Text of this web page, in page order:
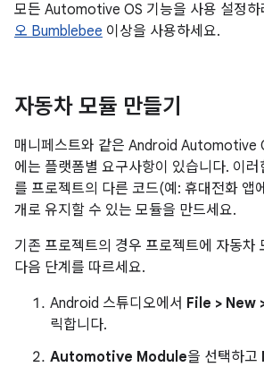
모든 Automotive OS 기능을 사용 설정하
오 Bumblebee 이상을 사용하세요.
자동차 모듈 만들기
매니페스트와 같은 Android Automotive
에는 플랫폼별 요구사항이 있습니다. 이
를 프로젝트의 다른 코드(예: 휴대전화 앱
개로 유지할 수 있는 모듈을 만드세요.
기존 프로젝트의 경우 프로젝트에 자동차
다음 단계를 따르세요.
Android 스튜디오에서 File > New
릭합니다.
Automotive Module을 선택하고